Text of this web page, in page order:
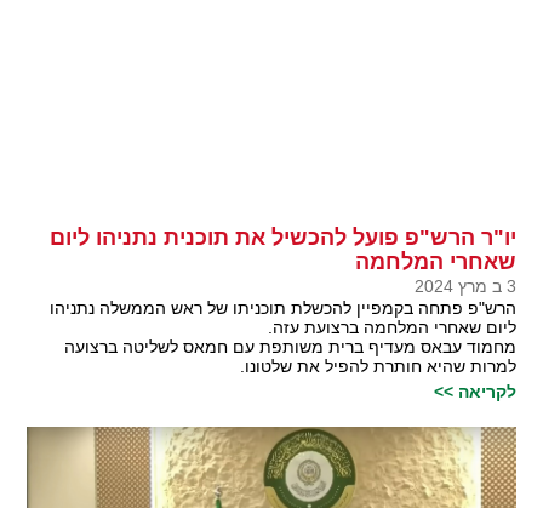
יו"ר הרש"פ פועל להכשיל את תוכנית נתניהו ליום
שאחרי המלחמה
3 ב מרץ 2024
הרש"פ פתחה בקמפיין להכשלת תוכניתו של ראש הממשלה נתניהו
ליום שאחרי המלחמה ברצועת עזה.
מחמוד עבאס מעדיף ברית משותפת עם חמאס לשליטה ברצועה
למרות שהיא חותרת להפיל את שלטונו.
לקריאה >>